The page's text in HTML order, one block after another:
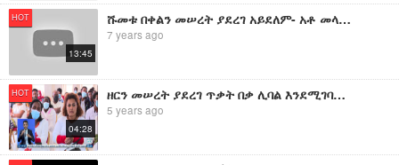
HOT
13:45
ሹመቱ በቀልን መሠረት ያደረገ አይደለም- አቶ መላኩ አለበል (ክፍል 2 ሐ)|#Walta_TV
7 years ago
HOT
04:28
ዘርን መሠረት ያደረገ ጥቃት በቃ ሊባል እንደሚገባው በአዲስ አበባ የአማራ ወጣቶች ማህበር አስገነዘበ።
5 years ago